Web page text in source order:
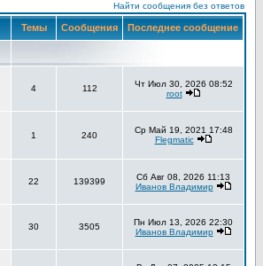
Найти сообщения без ответов
Темы Сообщения Последнее сообщение
4 112
Чт Июл 30, 2026 08:52
root
1 240
Ср Май 19, 2021 17:48
Flegmatic
22 139399
Сб Авг 08, 2026 11:13
Иванов Владимир
30 3505
Пн Июл 13, 2026 22:30
Иванов Владимир